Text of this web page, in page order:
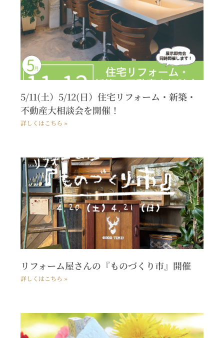
5/11(土）5/12(日）住宅リフォーム・新築・
不動産大相談会を開催！
詳しくはこちら »
リフォーム屋さんの『ものづくり市』開催
詳しくはこちら »